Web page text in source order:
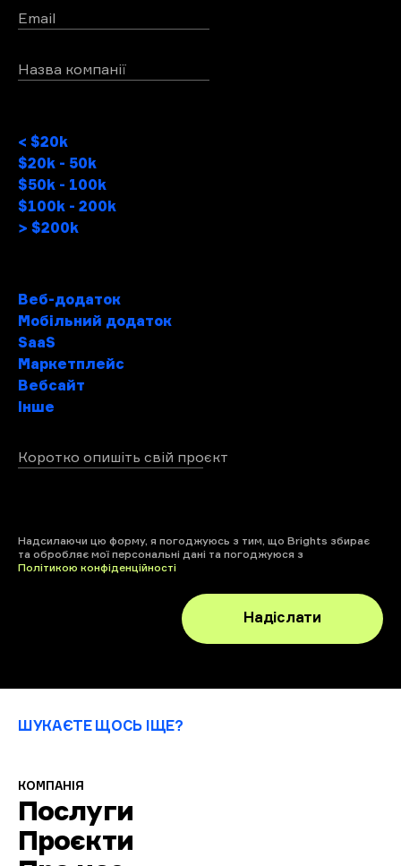
Email
Назва компанії
< $20k
$20k - 50k
$50k - 100k
$100k - 200k
> $200k
Веб-додаток
Мобільний додаток
SaaS
Маркетплейс
Вебсайт
Інше
Коротко опишіть свій проєкт
Надсилаючи цю форму, я погоджуюсь з тим, що Brights збирає
та обробляє мої персональні дані та погоджуюся з
Політикою конфіденційності
Надіслати
ШУКАЄТЕ ЩОСЬ ІЩЕ?
КОМПАНІЯ
Послуги
Проєкти